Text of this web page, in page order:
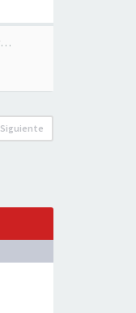
Re: Letra de Who do you love …
Siguiente